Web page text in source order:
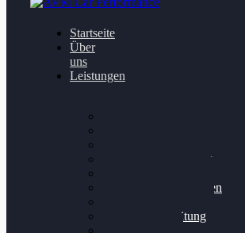
Startseite
Über
uns
Leistungen
Getriebeoptimierung
Bremsscheiben planen
Felgenaufbereitung